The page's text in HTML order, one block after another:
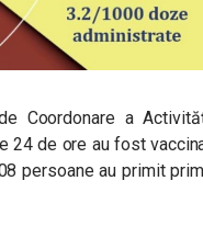
Coordonare a
24 de ore au fost
persoane au primit